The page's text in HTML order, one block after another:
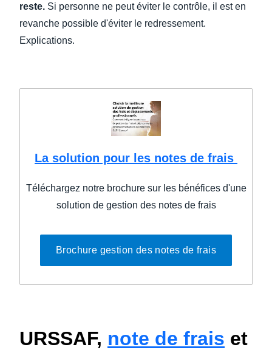
reste. Si personne ne peut éviter le contrôle, il est en
revanche possible d'éviter le redressement.
Explications.
La solution pour les notes de frais
Téléchargez notre brochure sur les bénéfices d'une
solution de gestion des notes de frais
Brochure gestion des notes de frais
URSSAF, note de frais et